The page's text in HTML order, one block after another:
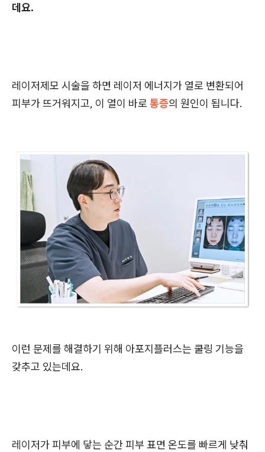
데요.
레이저제모 시술을 하면 레이저 에너지가 열로 변환되어
피부가 뜨거워지고, 이 열이 바로 통증의 원인이 됩니다.
이런 문제를 해결하기 위해 아포지플러스는 쿨링 기능을
갖추고 있는데요.
레이저가 피부에 닿는 순간 피부 표면 온도를 빠르게 낮춰